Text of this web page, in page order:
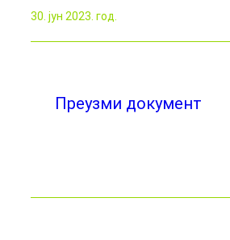
30. јун 2023. год.
Преузми документ